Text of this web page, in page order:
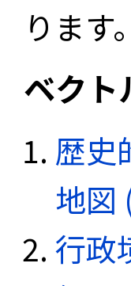
ります。
ベクト
歴史
地図
行政